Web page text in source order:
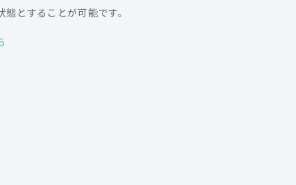
とすることが可能です。